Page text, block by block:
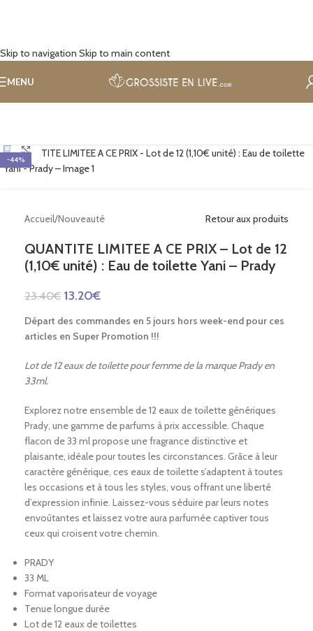
Skip to navigation Skip to main content
MENU
-44%
Cliquez pour agrandir
Accueil/Nouveauté Retour aux produits
QUANTITE LIMITEE A CE PRIX – Lot de 12
(1,10€ unité) : Eau de toilette Yani – Prady
23.40€ 13.20€
Départ des commandes en 5 jours hors week-end pour ces
articles en Super Promotion !!!
Lot de 12 eaux de toilette pour femme de la marque Prady en
33ml.
Explorez notre ensemble de 12 eaux de toilette génériques
Prady, une gamme de parfums à prix accessible. Chaque
flacon de 33 ml propose une fragrance distinctive et
plaisante, idéale pour toutes les circonstances. Grâce à leur
caractère générique, ces eaux de toilette s’adaptent à toutes
les occasions et à tous les styles, vous offrant une liberté
d’expression infinie. Laissez-vous séduire par leurs notes
envoûtantes et laissez votre aura parfumée captiver tous
ceux qui croisent votre chemin.
PRADY
33 ML
Format vaporisateur de voyage
Tenue longue durée
Lot de 12 eaux de toilettes